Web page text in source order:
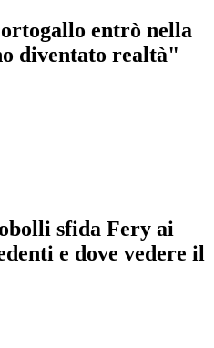
entrò nella
diventato realtà"
sfida Fery ai
e dove vedere il